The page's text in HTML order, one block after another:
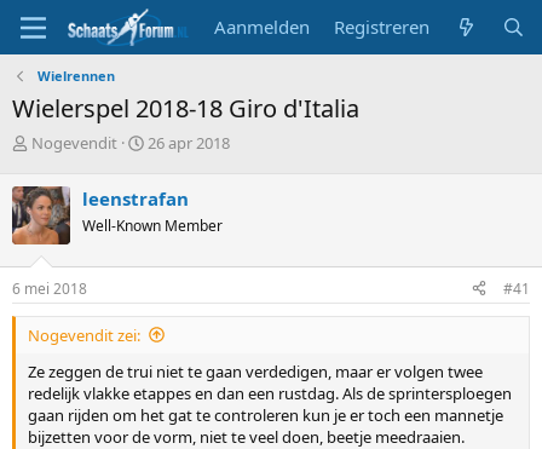
Aanmelden Registreren
Wielrennen
Wielerspel 2018-18 Giro d'Italia
T
p
i
c
s
t
a
r
t
r
Nogevendit
S
r
t
a
u
m
26 apr 2018
leenstrafan
Well-Known Member
6 mei 2018 #41
Nogevendit zei:
Ze zeggen de trui niet te gaan verdedigen, maar er volgen twee
redelijk vlakke etappes en dan een rustdag. Als de sprintersploegen
gaan rijden om het gat te controleren kun je er toch een mannetje
bijzetten voor de vorm, niet te veel doen, beetje meedraaien.